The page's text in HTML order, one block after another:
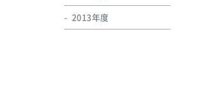
2013年度